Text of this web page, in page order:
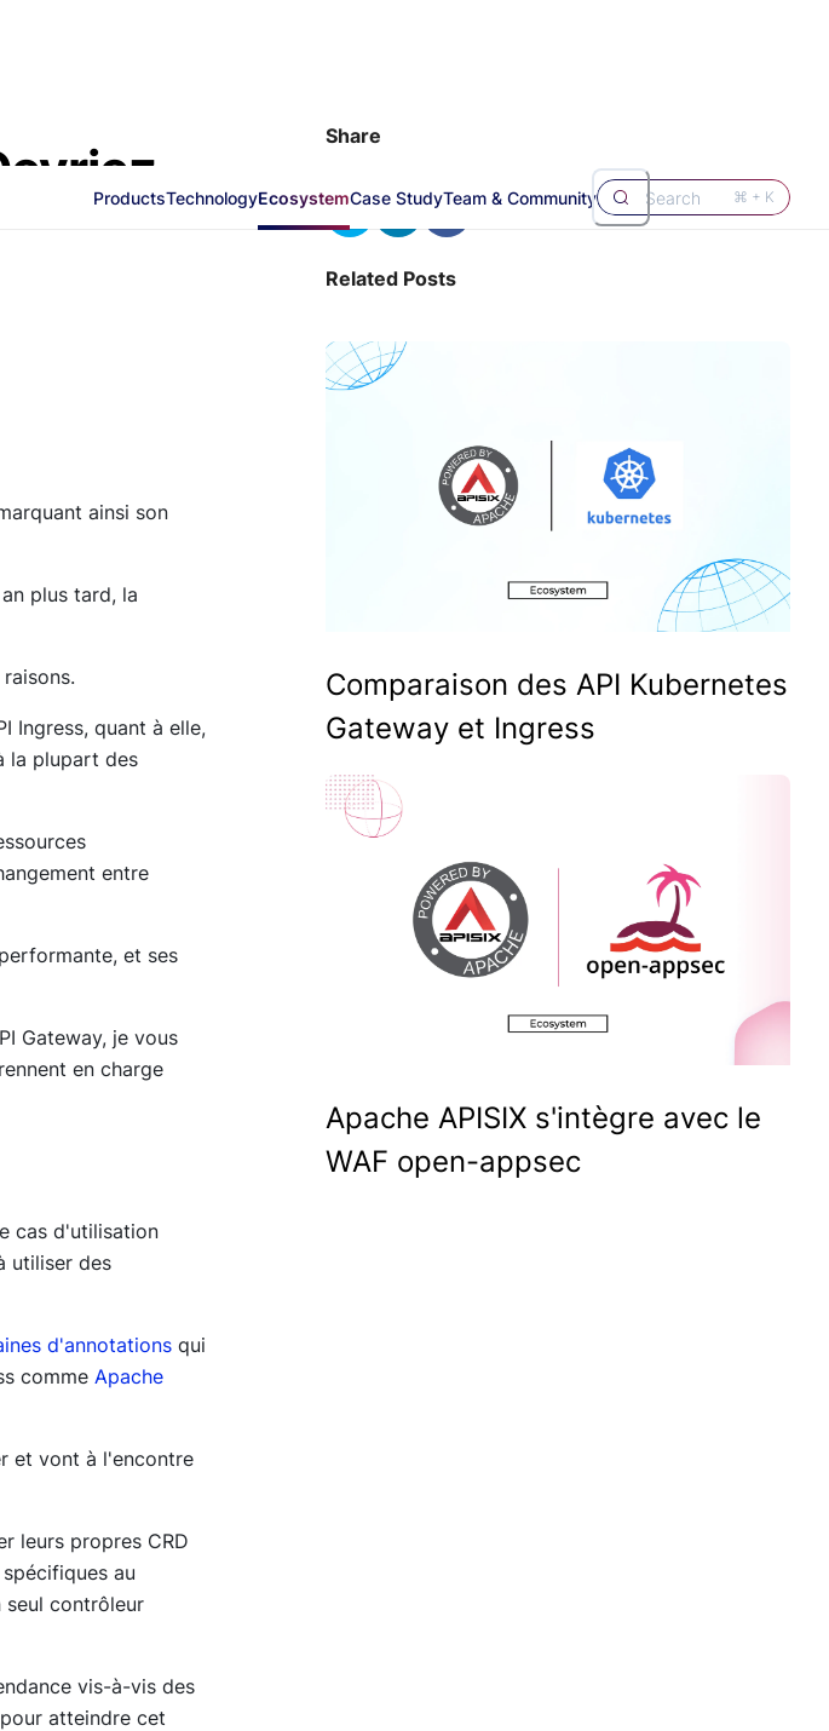
ProductsTechnologyEcosystemCase StudyTeam & Community Search ⌘ + K
ainsi son
plus tard, la
raisons.
Ingress, quant à elle,
la plupart des
entre
et ses
Gateway, je vous
en charge
cas d'utilisation
utiliser des
d'annotations qui
comme Apache
et vont à l'encontre
leurs propres CRD
au
contrôleur
vis-à-vis des
atteindre cet
Share
Related Posts
Comparaison des API Kubernetes
Gateway et Ingress
Apache APISIX s'intègre avec le
WAF open-appsec